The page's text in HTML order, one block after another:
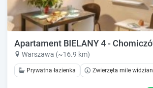
Apartament BIELANY 4 -
Warszawa (~16.9 km)
Prywatna łazienka Zwierzęta mile